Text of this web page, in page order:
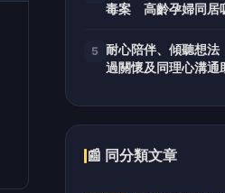
毒案 高齡孕婦同居
5 耐心陪伴、傾聽想
過關懷及同理心溝通
📰 同分類文章